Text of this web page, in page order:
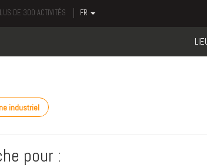
DE 300 ACTIVITÉS FR
industriel
pour :